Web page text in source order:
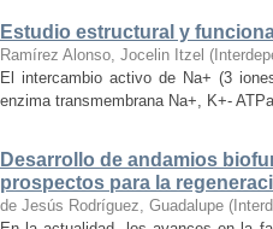
Estudio estructural y
Ramírez Alonso, Jocelin Itzel (
El intercambio activo de Na+ (3
enzima transmembrana Na+, K+-
Desarrollo de andamios
prospectos para la
de Jesús Rodríguez, Guadalupe (